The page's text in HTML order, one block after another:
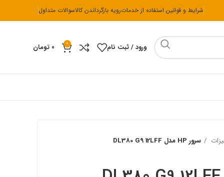
شرایط و قوانین استفاده از خدماترویه بازگرداندن کالاسوالات متداول
ورود / ثبت نام 0 ۰ تومان
سرور HP مدل DL380 G9 12LFF